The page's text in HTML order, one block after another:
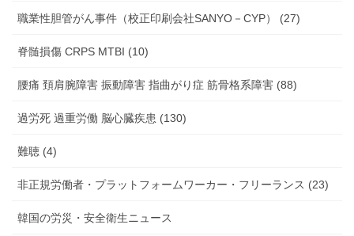
職業性胆管がん事件（校正印刷会社SANYO－CYP） (27)
脊髄損傷 CRPS MTBI (10)
腰痛 頚肩腕障害 振動障害 指曲がり症 筋骨格系障害 (88)
過労死 過重労働 脳心臓疾患 (130)
難聴 (4)
非正規労働者・プラットフォームワーカー・フリーランス (23)
韓国の労災・安全衛生ニュース